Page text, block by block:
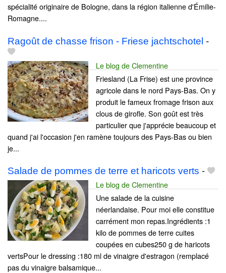
spécialité originaire de Bologne, dans la région italienne d'Émilie-
Romagne....
Ragoût de chasse frison - Friese jachtschotel -
Le blog de Clementine
Friesland (La Frise) est une province
agricole dans le nord Pays-Bas. On y
produit le fameux fromage frison aux
clous de girofle. Son goût est très
particulier que j'apprécie beaucoup et
quand j'ai l'occasion j'en ramène toujours des Pays-Bas ou bien
je...
Salade de pommes de terre et haricots verts -
Le blog de Clementine
Une salade de la cuisine
néerlandaise. Pour moi elle constitue
carrément mon repas.Ingrédients :1
kilo de pommes de terre cuites
coupées en cubes250 g de haricots
vertsPour le dressing :180 ml de vinaigre d'estragon (remplacé
pas du vinaigre balsamique...